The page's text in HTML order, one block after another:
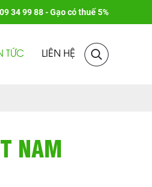
34 99 88 - Gạo có thuế 5%
TỨC LIÊN HỆ
NAM